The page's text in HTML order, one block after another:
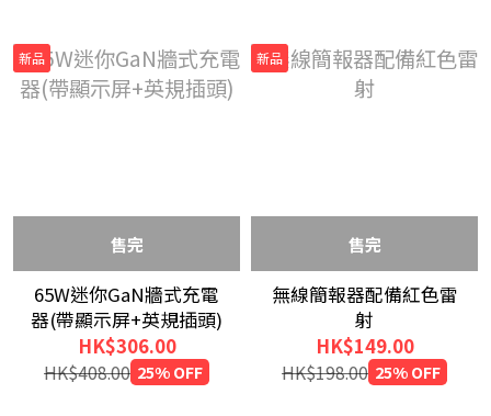
新品
售完
65W迷你GaN牆式充電
器(帶顯示屏+英規插頭)
HK$306.00
HK$408.00 25% OFF
新品
售完
無線簡報器配備紅色雷
射
HK$149.00
HK$198.00 25% OFF